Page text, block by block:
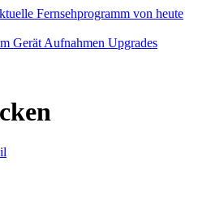
Gerät Aufnahmen Upgrades